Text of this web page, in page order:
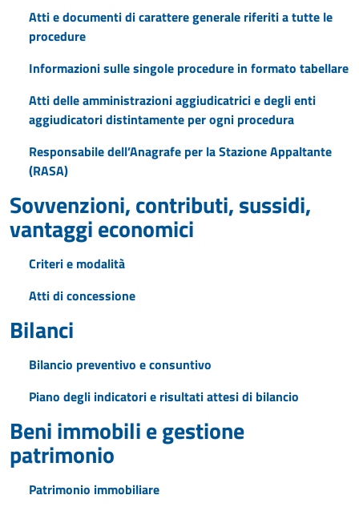
Atti e documenti di carattere generale riferiti a tutte le
procedure
Informazioni sulle singole procedure in formato tabellare
Atti delle amministrazioni aggiudicatrici e degli enti
aggiudicatori distintamente per ogni procedura
Responsabile dell’Anagrafe per la Stazione Appaltante
(RASA)
Sovvenzioni, contributi, sussidi,
vantaggi economici
Criteri e modalità
Atti di concessione
Bilanci
Bilancio preventivo e consuntivo
Piano degli indicatori e risultati attesi di bilancio
Beni immobili e gestione
patrimonio
Patrimonio immobiliare